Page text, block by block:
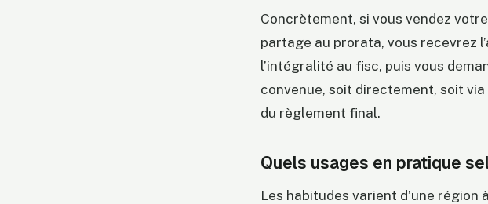
Concrètement, si vous vendez
partage au prorata, vous recevrez
l’intégralité au fisc, puis vous
convenue, soit directement, soit
du règlement final.
Quels usages en pratique
Les habitudes varient d’une région